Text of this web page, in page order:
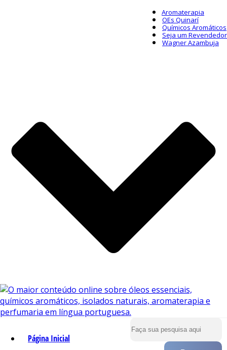
Aromaterapia
OEs Quinarí
Químicos Aromáticos
Seja um Revendedor
Wagner Azambuja
Página Inicial